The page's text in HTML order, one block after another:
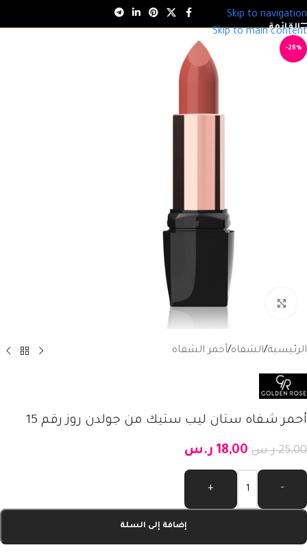
Skip to navigation
Skip to main content
القائمة
-28%
انقر للتكبير
الرئيسية/الشفاه/أحمر الشفاه
أحمر شفاه ستان ليب ستيك من جولدن روز رقم 15
25,00 ر.س 18,00 ر.س
-
+
إضافة إلى السلة
Alternative: